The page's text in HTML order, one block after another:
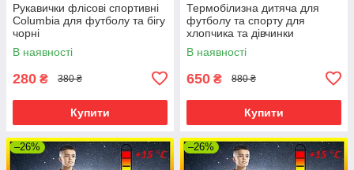
Рукавички флісові спортивні
Columbia для футболу та бігу
чорні
В наявності
280 ₴ 380 ₴
Купити
Термобілизна дитяча для
футболу та спорту для
хлопчика та дівчинки
Columbia 134см, чорне
В наявності
650 ₴ 880 ₴
Купити
–26% –26%